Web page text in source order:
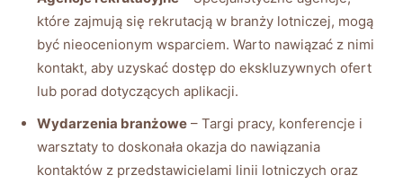
które zajmują się rekrutacją w branży lotniczej, mogą
być nieocenionym wsparciem. Warto nawiązać z nimi
kontakt, aby uzyskać dostęp do ekskluzywnych ofert
lub porad dotyczących aplikacji.
Wydarzenia branżowe – Targi pracy, konferencje i
warsztaty to doskonała okazja do nawiązania
kontaktów z przedstawicielami linii lotniczych oraz